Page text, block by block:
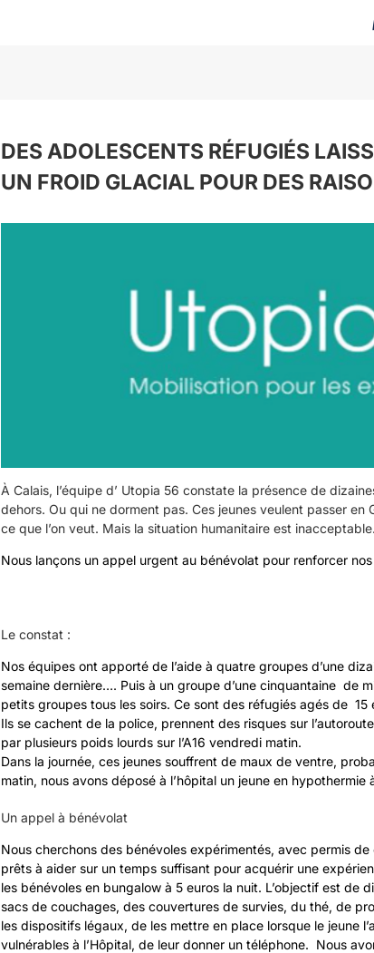
DES ADOLESCENTS RÉFUGIÉS
UN FROID GLACIAL POUR DES
À Calais, l’équipe d’ Utopia 56 constate la présence de
dehors. Ou qui ne dorment pas. Ces jeunes veulent passer en
ce que l’on veut. Mais la situation humanitaire est inacceptable.
Nous lançons un appel urgent au bénévolat pour renforcer
Le constat :
Nos équipes ont apporté de l’aide à quatre groupes d’une
semaine dernière…. Puis à un groupe d’une cinquantaine de
petits groupes tous les soirs. Ce sont des réfugiés agés de 15
Ils se cachent de la police, prennent des risques sur
par plusieurs poids lourds sur l’A16 vendredi matin.
Dans la journée, ces jeunes souffrent de maux de ventre,
matin, nous avons déposé à l’hôpital un jeune en hypothermie
Un appel à bénévolat
Nous cherchons des bénévoles expérimentés, avec permis
prêts à aider sur un temps suffisant pour acquérir une
les bénévoles en bungalow à 5 euros la nuit. L’objectif est de
sacs de couchages, des couvertures de survies, du thé, de
les dispositifs légaux, de les mettre en place lorsque le jeune
vulnérables à l’Hôpital, de leur donner un téléphone. Nous